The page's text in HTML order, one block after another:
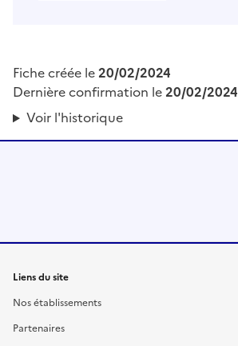
Fiche créée le20/02/2024
Dernière confirmation le20/02/2024
Voir l'historique
Liens du site
Nos établissements
Partenaires